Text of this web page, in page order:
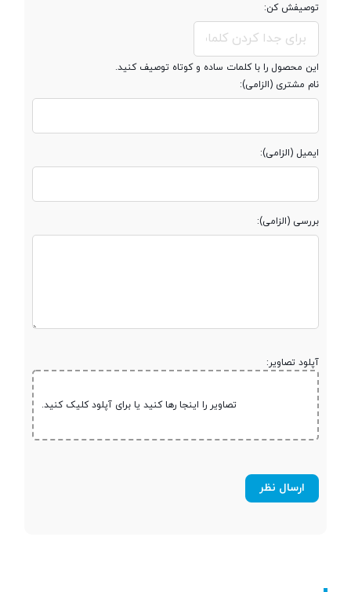
توصیفش کن:
این محصول را با کلمات ساده و کوتاه توصیف کنید.
نام مشتری (الزامی):
ایمیل (الزامی):
بررسی (الزامی):
آپلود تصاویر:
تصاویر را اینجا رها کنید یا برای آپلود کلیک کنید.